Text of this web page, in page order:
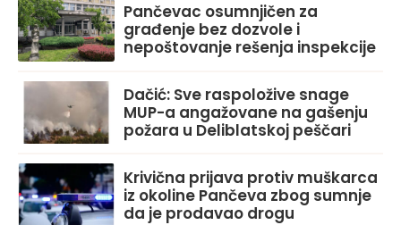
Pančevac osumnjičen za
građenje bez dozvole i
nepoštovanje rešenja inspekcije
Dačić: Sve raspoložive snage
MUP-a angažovane na gašenju
požara u Deliblatskoj peščari
Krivična prijava protiv muškarca
iz okoline Pančeva zbog sumnje
da je prodavao drogu